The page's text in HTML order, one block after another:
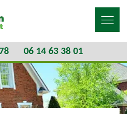
06 14 63 38 01